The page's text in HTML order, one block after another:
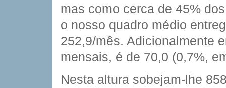
mas como cerca de 45%
o nosso quadro médio
252,9/mês. Adicionalmente
mensais, é de 70,0 (0,7%,
Nesta altura sobejam-lhe